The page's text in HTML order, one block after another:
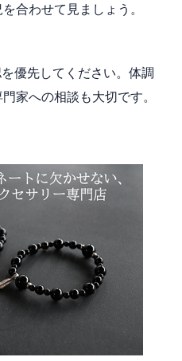
合わせて見ましょう。
優先してください。体調
家への相談も大切です。